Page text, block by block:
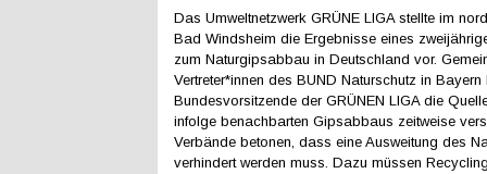
Das Umweltnetzwerk GRÜNE LIGA stellte im
Bad Windsheim die Ergebnisse eines
zum Naturgipsabbau in Deutschland vor.
Vertreter*innen des BUND Naturschutz in
Bundesvorsitzende der GRÜNEN LIGA die
infolge benachbarten Gipsabbaus zeitweise
Verbände betonen, dass eine Ausweitung des
verhindert werden muss. Dazu müssen